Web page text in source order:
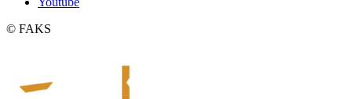
©️ FAKS